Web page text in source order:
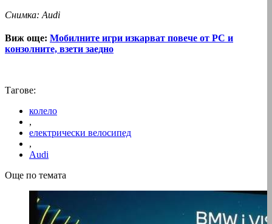
Снимка: Audi
Виж още: Мобилните игри изкарват повече от РС и
конзолните, взети заедно
Тагове:
колело
,
електрически велосипед
,
Audi
Още по темата